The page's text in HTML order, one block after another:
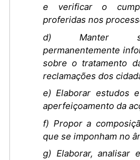
e verificar o
proferidas nos
d) Manter
permanentemente
sobre o tratamento
reclamações dos
e) Elaborar estudos
aperfeiçoamento da
f) Propor a
que se imponham no
g) Elaborar, analisar